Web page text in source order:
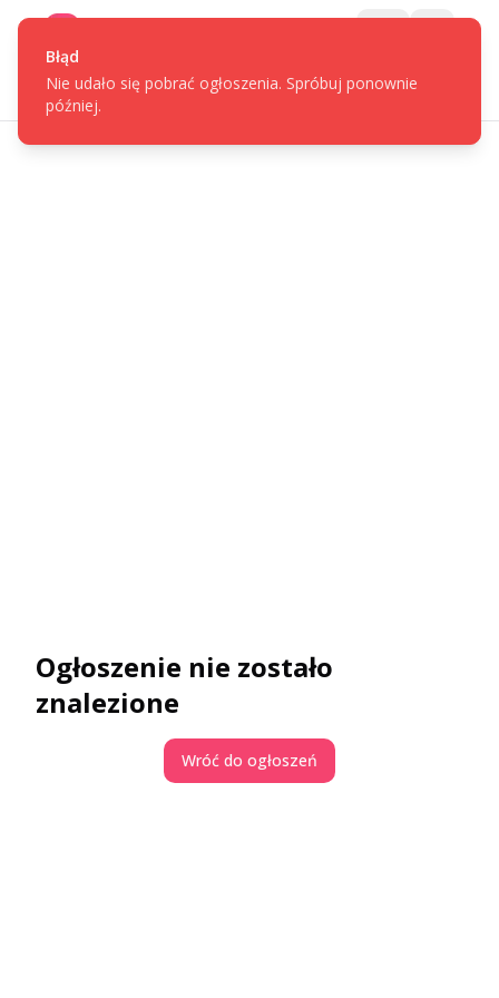
Ogłoszenie nie zostało
znalezione
Wróć do ogłoszeń
Błąd
Nie udało się pobrać ogłoszenia. Spróbuj ponownie
później.